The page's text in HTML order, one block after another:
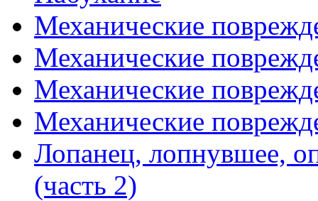
Механические
Механические
Механические
Механические
Лопанец, лопнувшее,
(часть 2)